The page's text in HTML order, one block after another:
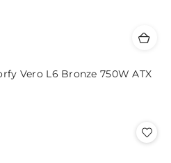
Vero L6 Bronze 750W ATX